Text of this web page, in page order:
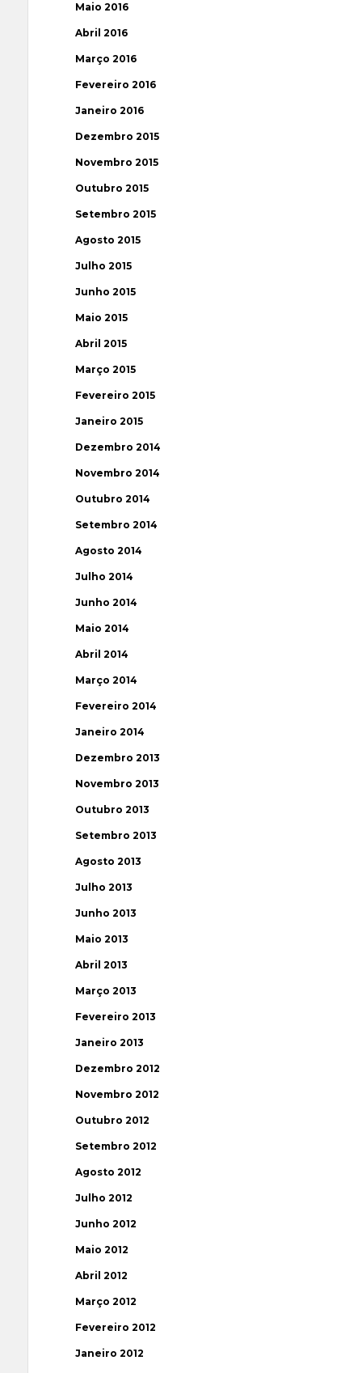
Maio 2016
Abril 2016
Março 2016
Fevereiro 2016
Janeiro 2016
Dezembro 2015
Novembro 2015
Outubro 2015
Setembro 2015
Agosto 2015
Julho 2015
Junho 2015
Maio 2015
Abril 2015
Março 2015
Fevereiro 2015
Janeiro 2015
Dezembro 2014
Novembro 2014
Outubro 2014
Setembro 2014
Agosto 2014
Julho 2014
Junho 2014
Maio 2014
Abril 2014
Março 2014
Fevereiro 2014
Janeiro 2014
Dezembro 2013
Novembro 2013
Outubro 2013
Setembro 2013
Agosto 2013
Julho 2013
Junho 2013
Maio 2013
Abril 2013
Março 2013
Fevereiro 2013
Janeiro 2013
Dezembro 2012
Novembro 2012
Outubro 2012
Setembro 2012
Agosto 2012
Julho 2012
Junho 2012
Maio 2012
Abril 2012
Março 2012
Fevereiro 2012
Janeiro 2012